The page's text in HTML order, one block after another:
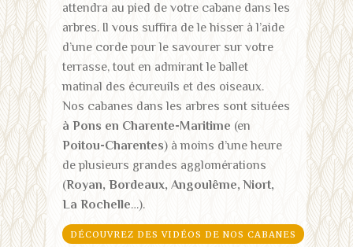
attendra au pied de votre cabane dans les
arbres. Il vous suffira de le hisser à l’aide
d’une corde pour le savourer sur votre
terrasse, tout en admirant le ballet
matinal des écureuils et des oiseaux.
Nos cabanes dans les arbres sont situées
à Pons en Charente-Maritime (en
Poitou-Charentes) à moins d’une heure
de plusieurs grandes agglomérations
(Royan, Bordeaux, Angoulême, Niort,
La Rochelle…).
DÉCOUVREZ DES VIDÉOS DE NOS CABANES